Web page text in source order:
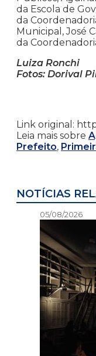
da Escola de
da
Municipal, José
da
Luiza Ronchi
Fotos: Dorival
Link original:
Leia mais sobre
Prefeito,
NOTÍCIAS
05/08/2026